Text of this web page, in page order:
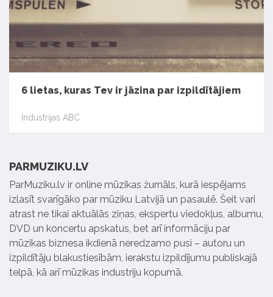
6 lietas, kuras Tev ir jāzina par izpildītājiem
Industrijas ABC
PARMUZIKU.LV
ParMuziku.lv ir online mūzikas žurnāls, kurā iespējams
izlasīt svarīgāko par mūziku Latvijā un pasaulē. Šeit vari
atrast ne tikai aktuālās ziņas, ekspertu viedokļus, albumu,
DVD un koncertu apskatus, bet arī informāciju par
mūzikas biznesa ikdienā neredzamo pusi – autoru un
izpildītāju blakustiesībām, ierakstu izpildījumu publiskajā
telpā, kā arī mūzikas industriju kopumā.